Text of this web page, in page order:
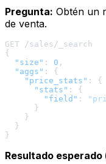
Pregunta: Obtén un
de venta.
{
"size" : 0 ,
"aggs" :
{
"price_stats" :
{
"stats" :
{
"field" :
}
}
}
}
Resultado